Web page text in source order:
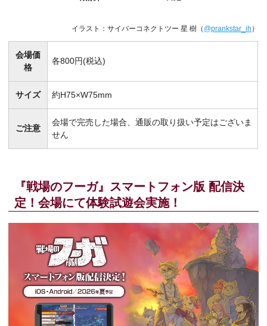
イラスト：サイバーコネクトツー 星 樹（ @prankstar_ih ）
会場価
格
各800円(税込)
サイズ 約H75×W75mm
ご注意
会場で完売した場合、通販の取り扱い予定はございま
せん
『戦場のフーガ』スマートフォン版 配信決
定！会場にて体験試遊会実施！